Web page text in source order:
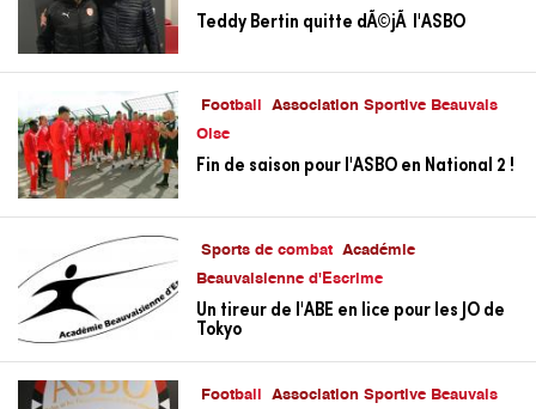
Teddy Bertin quitte dÃ©jÃ l'ASBO
Football
Association Sportive Beauvais
Oise
Fin de saison pour l'ASBO en National 2 !
Sports de combat
Académie
Beauvaisienne d'Escrime
Un tireur de l'ABE en lice pour les JO de
Tokyo
Football
Association Sportive Beauvais